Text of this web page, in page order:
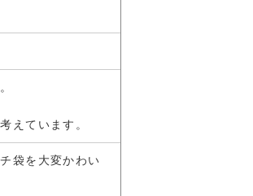
えています。
袋を大変かわい